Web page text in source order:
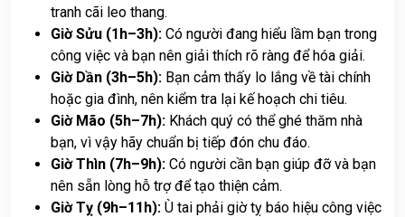
tranh cãi leo thang.
Giờ Sửu (1h–3h): Có người đang hiểu lầm bạn trong
công việc và bạn nên giải thích rõ ràng để hóa giải.
Giờ Dần (3h–5h): Bạn cảm thấy lo lắng về tài chính
hoặc gia đình, nên kiểm tra lại kế hoạch chi tiêu.
Giờ Mão (5h–7h): Khách quý có thể ghé thăm nhà
bạn, vì vậy hãy chuẩn bị tiếp đón chu đáo.
Giờ Thìn (7h–9h): Có người cần bạn giúp đỡ và bạn
nên sẵn lòng hỗ trợ để tạo thiện cảm.
Giờ Tỵ (9h–11h): Ù tai phải giờ tỵ báo hiệu công việc